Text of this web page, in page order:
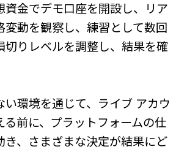
資金でデモ口座を開設し、リア
変動を観察し、練習として数回
切りレベルを調整し、結果を確
い環境を通じて、ライブ アカウ
る前に、プラットフォームの仕
き、さまざまな決定が結果にど